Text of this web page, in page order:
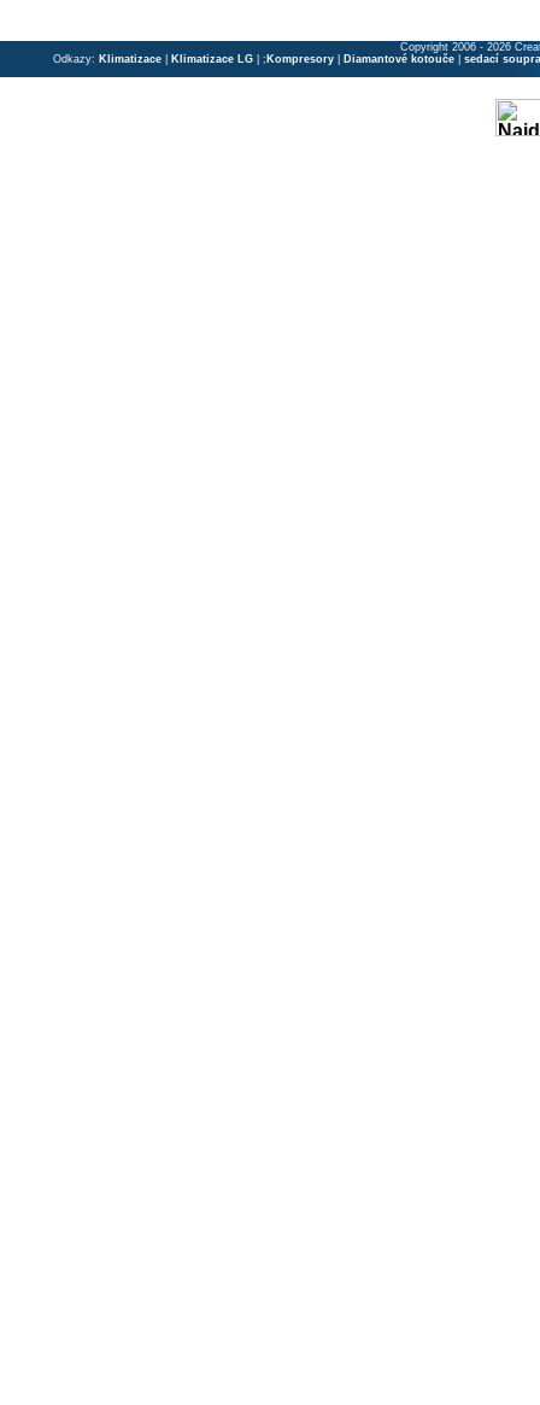
Copyright 2006 - 2026
Odkazy: Klimatizace Klimatizace LG | ; Kompresory Diamantové kotouče sedací